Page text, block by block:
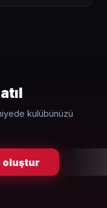
kulübünüzü
oluştur